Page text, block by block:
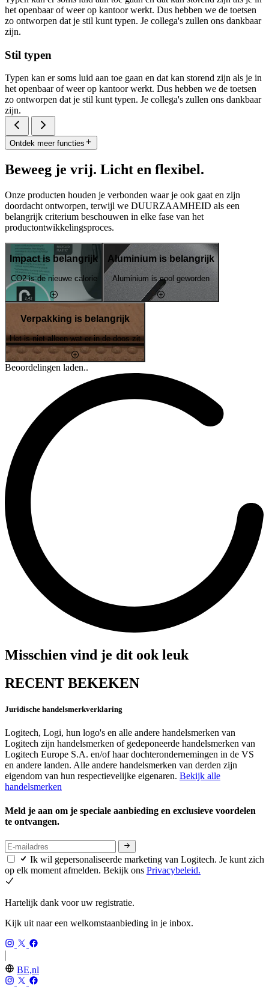
het openbaar of weer op kantoor werkt. Dus hebben we de toetsen
zo ontworpen dat je stil kunt typen. Je collega's zullen ons dankbaar
zijn.
Stil typen
Typen kan er soms luid aan toe gaan en dat kan storend zijn als je in
het openbaar of weer op kantoor werkt. Dus hebben we de toetsen
zo ontworpen dat je stil kunt typen. Je collega's zullen ons dankbaar
zijn.
Ontdek meer functies
Beweeg je vrij. Licht en flexibel.
Onze producten houden je verbonden waar je ook gaat en zijn
doordacht ontworpen, terwijl we DUURZAAMHEID als een
belangrijk criterium beschouwen in elke fase van het
productontwikkelingsproces.
Impact is belangrijk
CO2 is de nieuwe calorie
Aluminium is belangrijk
Aluminium is cool geworden
Verpakking is belangrijk
Het is niet alleen wat er in de doos zit
Beoordelingen laden..
Misschien vind je dit ook leuk
RECENT BEKEKEN
Juridische handelsmerkverklaring
Logitech, Logi, hun logo's en alle andere handelsmerken van
Logitech zijn handelsmerken of gedeponeerde handelsmerken van
Logitech Europe S.A. en/of haar dochterondernemingen in de VS
en andere landen. Alle andere handelsmerken van derden zijn
eigendom van hun respectievelijke eigenaren. Bekijk alle
handelsmerken
Meld je aan om je speciale aanbieding en exclusieve voordelen
te ontvangen.
Ik wil gepersonaliseerde marketing van Logitech. Je kunt zich
op elk moment afmelden. Bekijk ons Privacybeleid.
Hartelijk dank voor uw registratie.
Kijk uit naar een welkomstaanbieding in je inbox.
BE,nl